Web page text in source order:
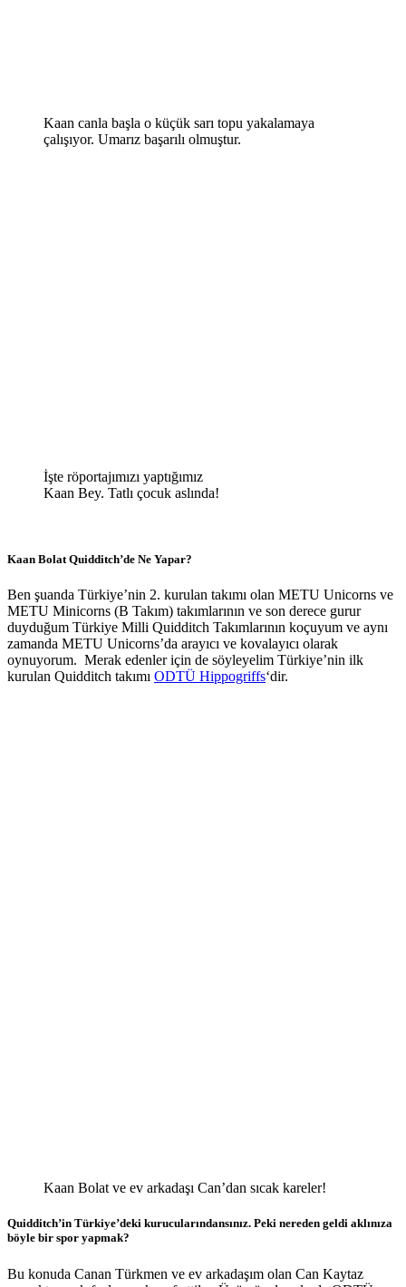
Kaan canla başla o küçük sarı topu yakalamaya
çalışıyor. Umarız başarılı olmuştur.
İşte röportajımızı yaptığımız
Kaan Bey. Tatlı çocuk aslında!
Kaan Bolat Quidditch’de Ne Yapar?
Ben şuanda Türkiye’nin 2. kurulan takımı olan METU Unicorns ve
METU Minicorns (B Takım) takımlarının ve son derece gurur
duyduğum Türkiye Milli Quidditch Takımlarının koçuyum ve aynı
zamanda METU Unicorns’da arayıcı ve kovalayıcı olarak
oynuyorum. Merak edenler için de söyleyelim Türkiye’nin ilk
kurulan Quidditch takımı ODTÜ Hippogriffs‘dir.
Kaan Bolat ve ev arkadaşı Can’dan sıcak kareler!
Quidditch’in Türkiye’deki kurucularındansınız. Peki nereden geldi aklınıza
böyle bir spor yapmak?
Bu konuda Canan Türkmen ve ev arkadaşım olan Can Kaytaz